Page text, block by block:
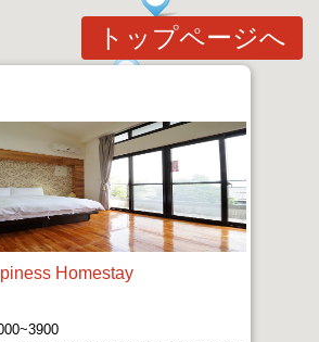
トップページへ
Homestay